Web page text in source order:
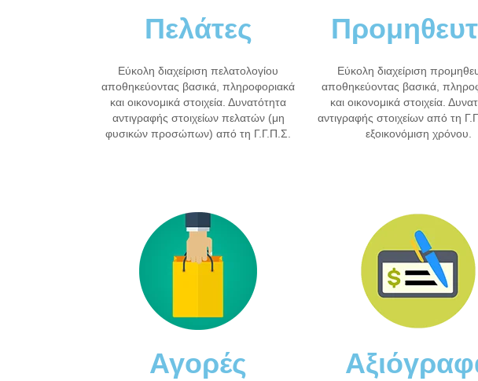
Πελάτες
Εύκολη διαχείριση πελατολογίου
αποθηκεύοντας βασικά, πληροφοριακά
και οικονομικά στοιχεία. Δυνατότητα
αντιγραφής στοιχείων πελατών (μη
φυσικών προσώπων) από τη Γ.Γ.Π.Σ.
Εύκολη διαχείριση
αποθηκεύοντας βασικά,
και οικονομικά στοιχεία.
αντιγραφής στοιχείων από τη
εξοικονόμιση χρόνου.
Αγορές